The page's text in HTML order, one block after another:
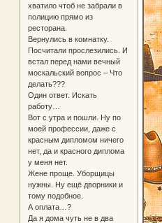
хватило чтоб не забрали в
полицию прямо из
ресторана.
Вернулись в комнатку.
Посчитали прослезились. И
встал перед нами вечный
москальский вопрос – Что
делать???
Один ответ. Искать
работу…
Вот с утра и пошли. Ну по
моей профессии, даже с
красным дипломом ничего
нет, да и красного диплома
у меня нет.
Жене проще. Уборщицы
нужны. Ну ещё дворники и
тому подобное.
А оплата…?
Да я дома чуть не в два